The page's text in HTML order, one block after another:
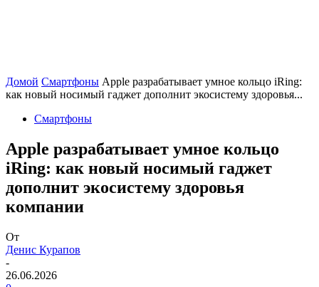
Домой Смартфоны Apple разрабатывает умное кольцо iRing:
как новый носимый гаджет дополнит экосистему здоровья...
Смартфоны
Apple разрабатывает умное кольцо
iRing: как новый носимый гаджет
дополнит экосистему здоровья
компании
От
Денис Курапов
-
26.06.2026